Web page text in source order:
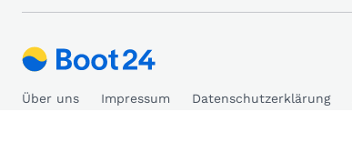
Über uns Impressum Datenschutzerklärung